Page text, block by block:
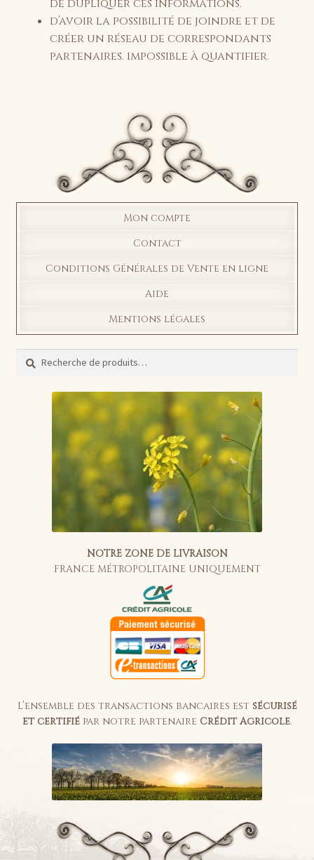
de dupliquer ces informations.
d’avoir la possibilité de joindre et de
créer un réseau de correspondants
partenaires. impossible à quantifier.
Mon compte
Contact
Conditions Générales de Vente en ligne
Aide
Mentions légales
pour :
NOTRE ZONE DE LIVRAISON
FRANCE MÉTROPOLITAINE UNIQUEMENT
L’ensemble des transactions bancaires est sécurisé
et certifiépar notre partenaire Crédit Agricole.